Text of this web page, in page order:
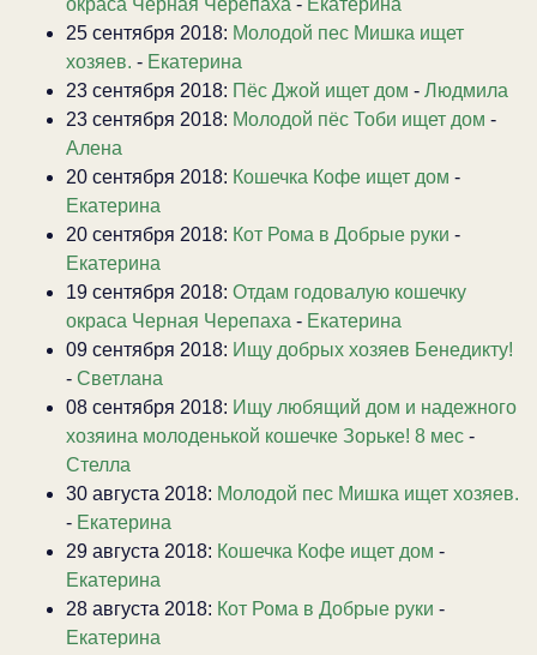
окраса Черная Черепаха - Екатерина
25 сентября 2018: Молодой пес Мишка ищет
хозяев. - Екатерина
23 сентября 2018: Пёс Джой ищет дом - Людмила
23 сентября 2018: Молодой пёс Тоби ищет дом -
Алена
20 сентября 2018: Кошечка Кофе ищет дом -
Екатерина
20 сентября 2018: Кот Рома в Добрые руки -
Екатерина
19 сентября 2018: Отдам годовалую кошечку
окраса Черная Черепаха - Екатерина
09 сентября 2018: Ищу добрых хозяев Бенедикту!
- Светлана
08 сентября 2018: Ищу любящий дом и надежного
хозяина молоденькой кошечке Зорьке! 8 мес -
Стелла
30 августа 2018: Молодой пес Мишка ищет хозяев.
- Екатерина
29 августа 2018: Кошечка Кофе ищет дом -
Екатерина
28 августа 2018: Кот Рома в Добрые руки -
Екатерина